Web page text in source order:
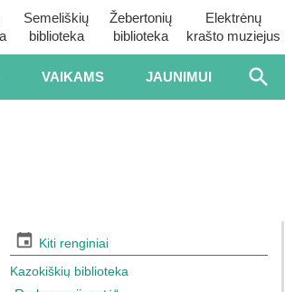
Semeliškių
biblioteka
Žebertonių
biblioteka
Elektrėnų
krašto muziejus
VAIKAMS JAUNIMUI
Kiti renginiai
Kazokiškių biblioteka